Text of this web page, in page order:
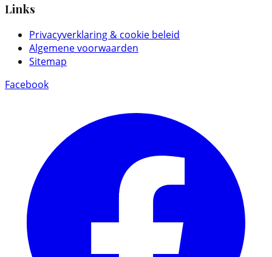
Links
Privacyverklaring & cookie beleid
Algemene voorwaarden
Sitemap
Facebook